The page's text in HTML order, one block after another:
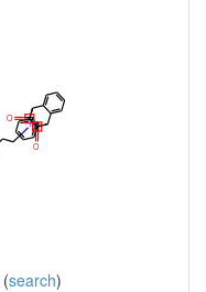
(search)